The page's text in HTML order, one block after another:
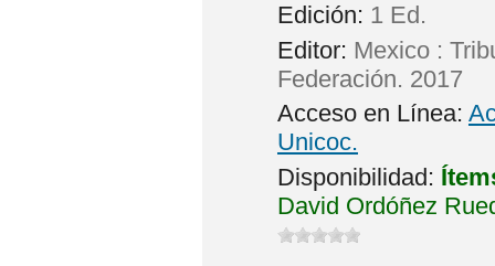
Edición: 1 Ed.
Editor: Mexico :
Federación. 2017
Acceso en Línea:
Unicoc.
Disponibilidad:
David Ordóñez